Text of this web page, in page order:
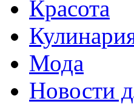
Красота
Мода
Новости